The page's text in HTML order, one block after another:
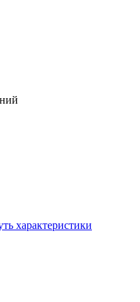
характеристики